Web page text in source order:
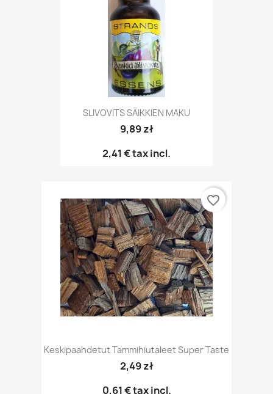
SLIVOVITS SÄIKKIEN MAKU
9,89 zł
2,41 €tax incl.
Keskipaahdetut Tammihiutaleet Super Taste
2,49 zł
0,61 €tax incl.
favorite_border